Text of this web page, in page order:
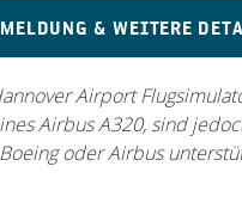
& WEITERE
Airport
Airbus A320, sind
oder Airbus